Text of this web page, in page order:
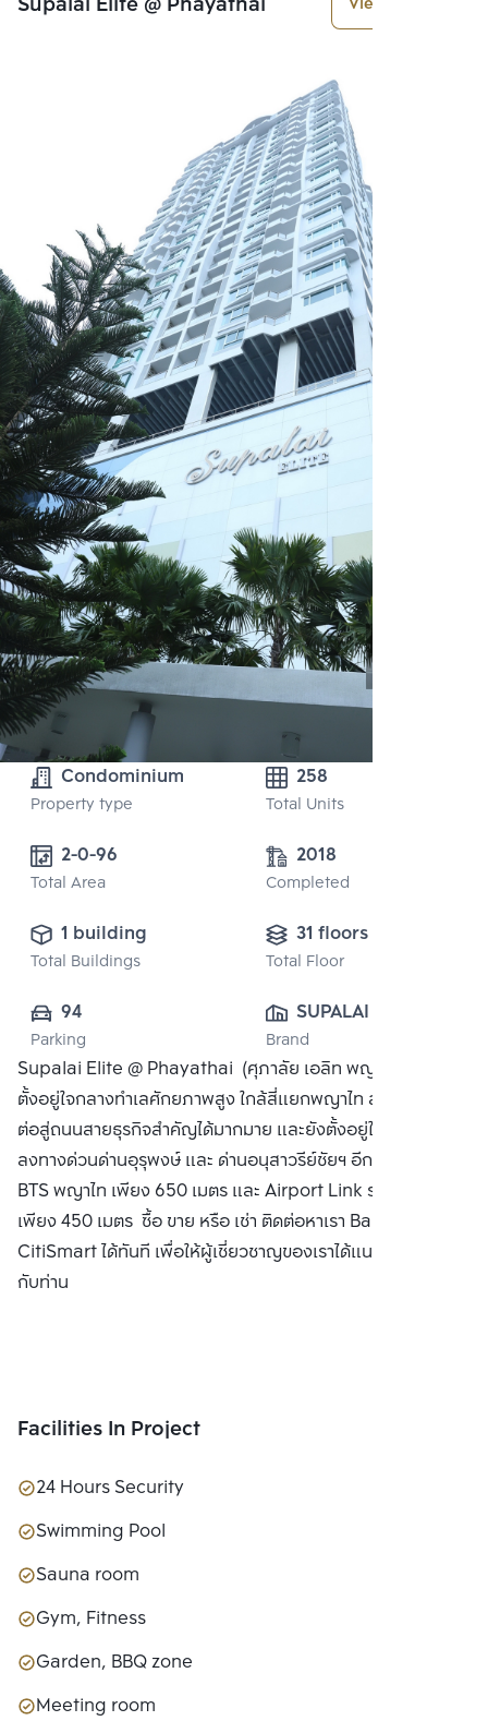
Condominium
Property type
258
Total Units
2-0-96
Total Area
2018
Completed
1 building
Total Buildings
31 floors
Total Floor
94
Parking
SUPALAI PUBLIC
CO., LTD.
Brand
Supalai Elite @ Phayathai (ศุภาลัย เอลิท พญาไท)โครงการ
ตั้งอยู่ใจกลางทำเลศักยภาพสูง ใกล้สี่แยกพญาไท สามารถเชื่อม
ต่อสู่ถนนสายธุรกิจสำคัญได้มากมาย และยังตั้งอยู่ใกล้กับจุดขึ้น-
ลงทางด่วนด่านอุรุพงษ์ และ ด่านอนุสาวรีย์ชัยฯ อีกทั้งยังใกล้กับ
BTS พญาไท เพียง 650 เมตร และ Airport Link ราชปรารภ
เพียง 450 เมตร ซื้อ ขาย หรือ เช่า ติดต่อหาเรา Bangkok
CitiSmart ได้ทันที เพื่อให้ผู้เชี่ยวชาญของเราได้แนะนำคอนโดให้
กับท่าน
Facilities In Project
24 Hours Security
Swimming Pool
Sauna room
Gym, Fitness
Garden, BBQ zone
Meeting room